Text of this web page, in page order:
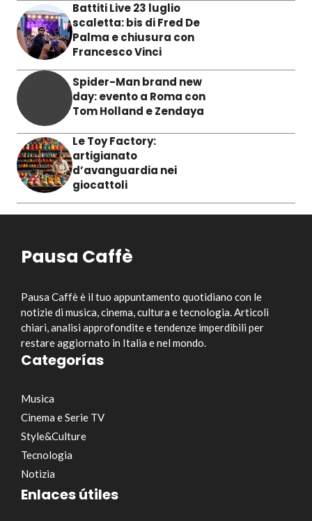
Battiti Live 23 luglio
scaletta: bis di Fred De
Palma e chiusura con
Francesco Vinci
Spider-Man brand new
day: evento a Roma con
Tom Holland e Zendaya
Le Toy Factory:
artigianato
d’avanguardia nei
giocattoli
Pausa Caffè
Pausa Caffè è il tuo appuntamento quotidiano con le
notizie di musica, cinema, cultura e tecnologia. Articoli
chiari, analisi approfondite e tendenze imperdibili per
restare aggiornato in Italia e nel mondo.
Categorías
Musica
Cinema e Serie TV
Style&Culture
Tecnologia
Notizia
Enlaces útiles